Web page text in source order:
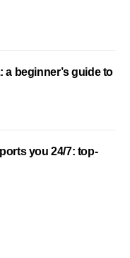
a beginner’s guide to
you 24/7: top-